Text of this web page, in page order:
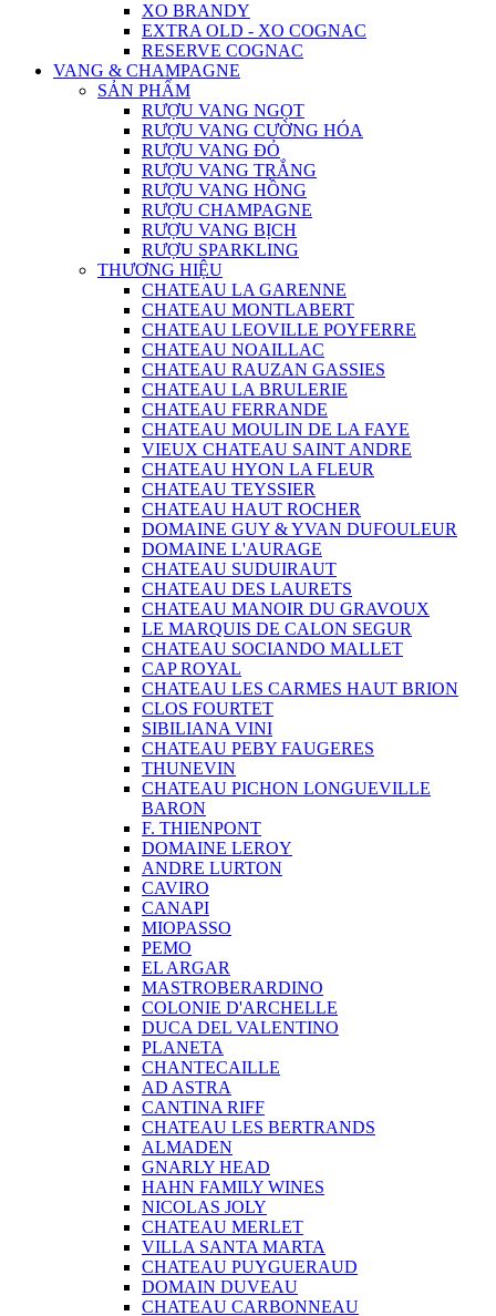
XO BRANDY
EXTRA OLD - XO COGNAC
RESERVE COGNAC
VANG & CHAMPAGNE
SẢN PHẨM
RƯỢU VANG NGỌT
RƯỢU VANG CƯỜNG HÓA
RƯỢU VANG ĐỎ
RƯỢU VANG TRẮNG
RƯỢU VANG HỒNG
RƯỢU CHAMPAGNE
RƯỢU VANG BỊCH
RƯỢU SPARKLING
THƯƠNG HIỆU
CHATEAU LA GARENNE
CHATEAU MONTLABERT
CHATEAU LEOVILLE POYFERRE
CHATEAU NOAILLAC
CHATEAU RAUZAN GASSIES
CHATEAU LA BRULERIE
CHATEAU FERRANDE
CHATEAU MOULIN DE LA FAYE
VIEUX CHATEAU SAINT ANDRE
CHATEAU HYON LA FLEUR
CHATEAU TEYSSIER
CHATEAU HAUT ROCHER
DOMAINE GUY & YVAN DUFOULEUR
DOMAINE L'AURAGE
CHATEAU SUDUIRAUT
CHATEAU DES LAURETS
CHATEAU MANOIR DU GRAVOUX
LE MARQUIS DE CALON SEGUR
CHATEAU SOCIANDO MALLET
CAP ROYAL
CHATEAU LES CARMES HAUT BRION
CLOS FOURTET
SIBILIANA VINI
CHATEAU PEBY FAUGERES
THUNEVIN
CHATEAU PICHON LONGUEVILLE
BARON
F. THIENPONT
DOMAINE LEROY
ANDRE LURTON
CAVIRO
CANAPI
MIOPASSO
PEMO
EL ARGAR
MASTROBERARDINO
COLONIE D'ARCHELLE
DUCA DEL VALENTINO
PLANETA
CHANTECAILLE
AD ASTRA
CANTINA RIFF
CHATEAU LES BERTRANDS
ALMADEN
GNARLY HEAD
HAHN FAMILY WINES
NICOLAS JOLY
CHATEAU MERLET
VILLA SANTA MARTA
CHATEAU PUYGUERAUD
DOMAIN DUVEAU
CHATEAU CARBONNEAU